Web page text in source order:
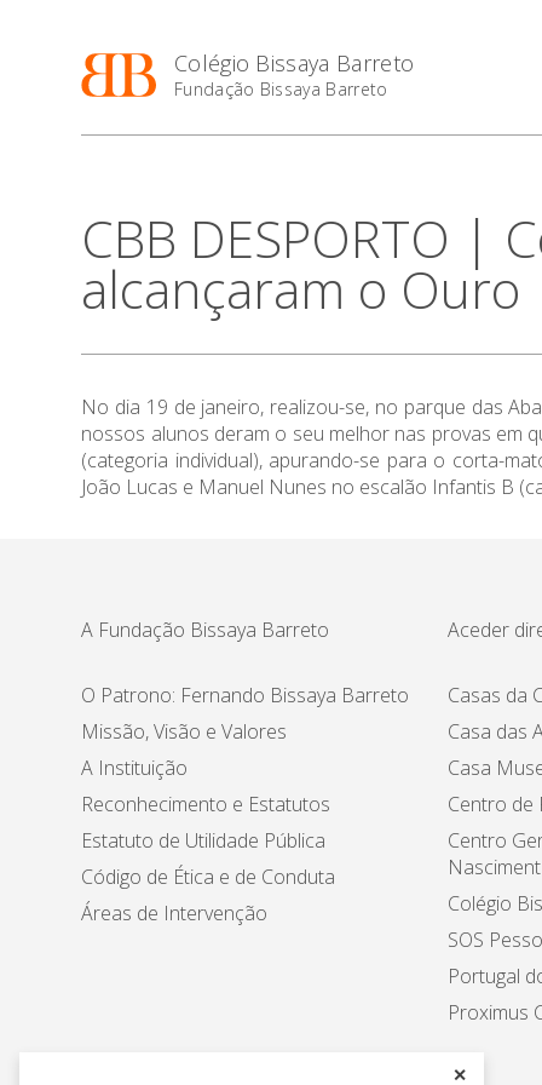
✕
Colégio Bissaya Barreto
Fundação Bissaya Barreto
CBB DESPORTO |
alcançaram o Ouro
No dia 19 de janeiro, realizou-se, no parque das
nossos alunos deram o seu melhor nas provas em
(categoria individual), apurando-se para o corta-
João Lucas e Manuel Nunes no escalão Infantis B
A Fundação Bissaya Barreto
O Patrono: Fernando Bissaya Barreto
Missão, Visão e Valores
A Instituição
Reconhecimento e Estatutos
Estatuto de Utilidade Pública
Código de Ética e de Conduta
Áreas de Intervenção
Aceder
Casas da
Casa das
Casa
Centro de
Centro
Colégio
SOS
Portugal
Proximus